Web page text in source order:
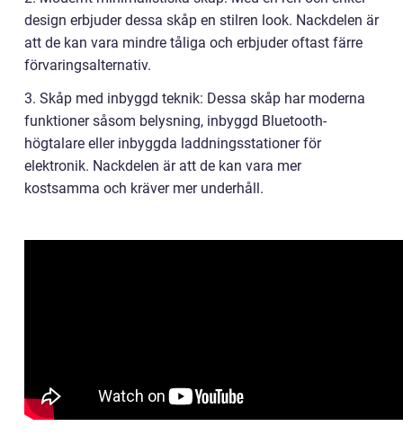
design erbjuder dessa skåp en stilren look. Nackdelen är
att de kan vara mindre tåliga och erbjuder oftast färre
förvaringsalternativ.
3. Skåp med inbyggd teknik: Dessa skåp har moderna
funktioner såsom belysning, inbyggd Bluetooth-
högtalare eller inbyggda laddningsstationer för
elektronik. Nackdelen är att de kan vara mer
kostsamma och kräver mer underhåll.